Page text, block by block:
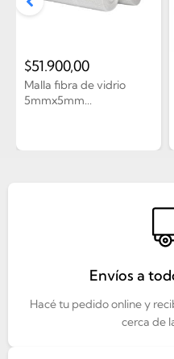
Malla fibra de vidrio
5mmx5mm...
$51.900,00
Envíos a
Hacé tu pedido online y
cerca de